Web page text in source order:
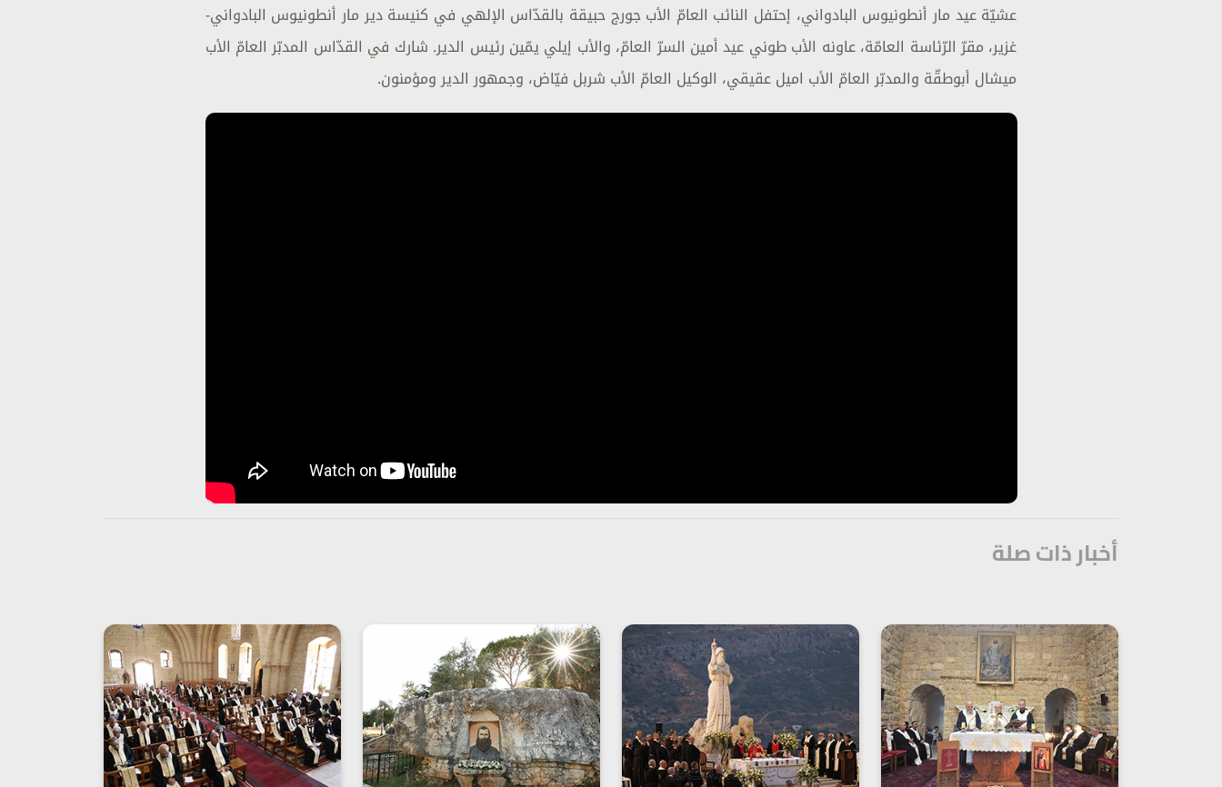
عشيّة عيد مار أنطونيوس البادواني، إحتفل النائب العامّ الأب جورج حبيقة بالقدّاس الإلهي في كنيسة دير مار أنطونيوس البادواني-
غزير، مقرّ الرّئاسة العامّة، عاونه الأب طوني عيد أمين السرّ العامّ، والأب إيلي يمّين رئيس الدير. شارك في القدّاس المدبّر العامّ الأب
ميشال أبوطقّة والمدبّر العامّ الأب اميل عقيقي، الوكيل العامّ الأب شربل فيّاض، وجمهور الدير ومؤمنون.
أخبار ذات صلة